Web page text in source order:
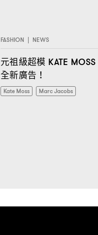
FASHION | NEWS
元祖級超模 KATE MOSS
全新廣告 ！
Kate Moss Marc Jacobs